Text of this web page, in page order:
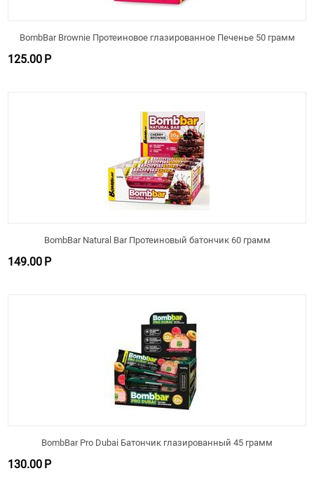
BombBar Brownie Протеиновое глазированное Печенье 50 грамм
125.00 Р
BombBar Natural Bar Протеиновый батончик 60 грамм
149.00 Р
BombBar Pro Dubai Батончик глазированный 45 грамм
130.00 Р